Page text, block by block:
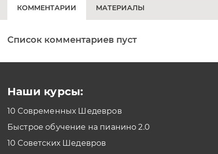
Печатная клавиатура
Как проходить задания в тренажерах с
помощью Планшета/телефона?
КОММЕНТАРИИ МАТЕРИАЛЫ
Список комментариев пуст
Наши курсы:
10 Современных Шедевров
Быстрое обучение на пианино 2.0
10 Советских Шедевров